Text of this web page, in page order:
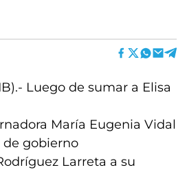
Luego de sumar a Elisa
María Eugenia Vidal
de gobierno
Larreta a su